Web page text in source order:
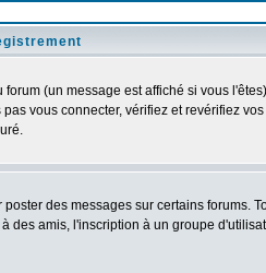
(un message est affiché si vous
vous connecter, vérifiez et revérifiez
des messages sur certains forums.
amis, l'inscription à un groupe